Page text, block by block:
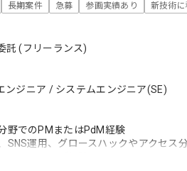
長期案件 急募 参画実績あり
新技術
託(フリーランス)
ンジニア / システムエンジニア(SE)
野でのPMまたはPdM経験
SNS運用、グロースハックやアクセス